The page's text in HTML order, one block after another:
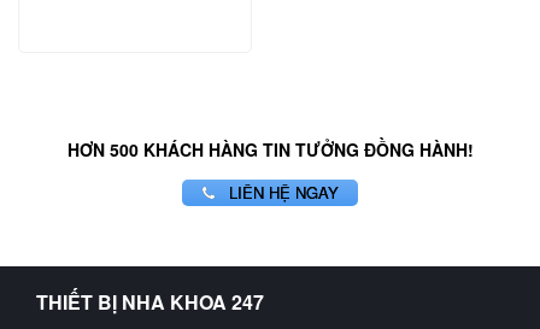
HƠN 500 KHÁCH HÀNG TIN TƯỞNG ĐỒNG HÀNH!
LIÊN HỆ NGAY
THIẾT BỊ NHA KHOA 247